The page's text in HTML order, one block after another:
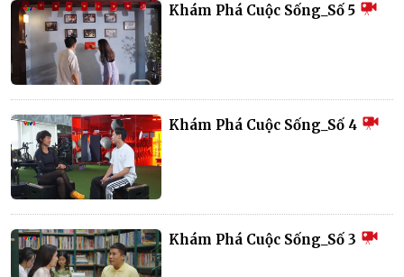
Khám Phá Cuộc Sống_Số 5
Khám Phá Cuộc Sống_Số 4
Khám Phá Cuộc Sống_Số 3